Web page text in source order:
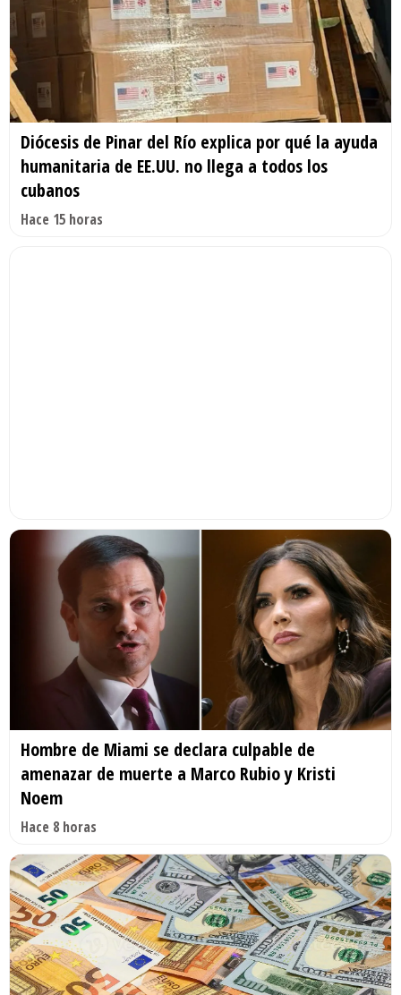
Diócesis de Pinar del Río explica por qué la ayuda
humanitaria de EE.UU. no llega a todos los
cubanos
Hace 15 horas
Hombre de Miami se declara culpable de
amenazar de muerte a Marco Rubio y Kristi
Noem
Hace 8 horas